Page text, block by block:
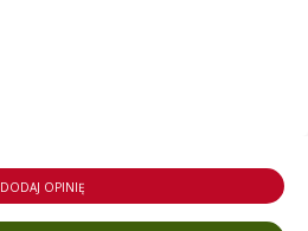
DODAJ OPINIĘ